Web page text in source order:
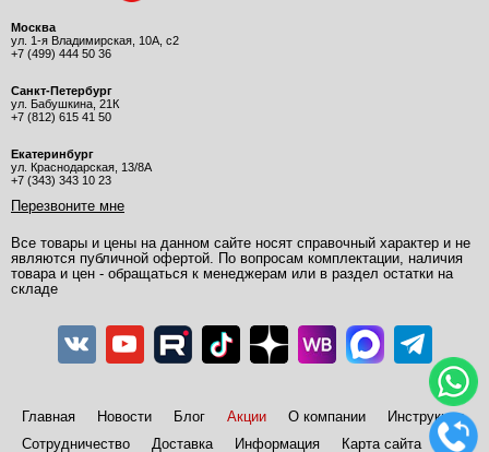
Москва
ул. 1-я Владимирская, 10А, с2
+7 (499) 444 50 36
Санкт-Петербург
ул. Бабушкина, 21К
+7 (812) 615 41 50
Екатеринбург
ул. Краснодарская, 13/8А
+7 (343) 343 10 23
Перезвоните мне
Все товары и цены на данном сайте носят справочный характер и не
являются публичной офертой. По вопросам комплектации, наличия
товара и цен - обращаться к менеджерам или в раздел остатки на
складе
Главная Новости Блог Акции О компании
Инструкции
Сотрудничество
Доставка Информация Карта сайта